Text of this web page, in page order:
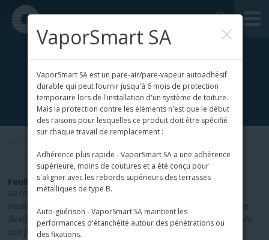
Feuille de base et toiture en rouleau de feutre
La toiture en feuille de base et les feuilles de toiture en
rouleau de feutre offrent une résistance à la chaleur et une
flexibilité à basse température pour créer un assemblage de
toit plus solide et plus sûr.
×
VaporSmart SA
VaporSmart SA est un pare-air/pare-vapeur autoadhésif
durable qui peut fournir jusqu'à 6 mois de protection
temporaire lors de l'installation d'un système de toiture.
Mais la protection contre les éléments n'est que le début
des raisons pour lesquelles ce produit doit être spécifié
sur chaque travail de remplacement :
Adhérence plus rapide - VaporSmart SA a une adhérence
supérieure, moins de coutures et a été conçu pour
s'aligner avec les rebords supérieurs des terrasses
métalliques de type B.
Auto-guérison - VaporSmart SA maintient les
performances d'étanchéité autour des pénétrations ou
des fixations.